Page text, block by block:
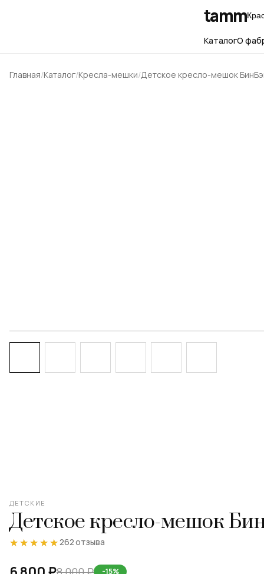
tamm
КаталогО
Главная Каталог Кресла-мешки Детское кресло-мешок
ДЕТСКИЕ
Детское кресло-мешок
★★★★★
★★★★★ 262 отзыва
-15%